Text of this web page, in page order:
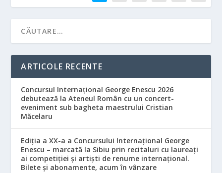
ARTICOLE RECENTE
Concursul Internațional George Enescu 2026
debutează la Ateneul Român cu un concert-
eveniment sub bagheta maestrului Cristian
Măcelaru
Ediția a XX-a a Concursului Internațional George
Enescu – marcată la Sibiu prin recitaluri cu laureați
ai competiției și artiști de renume internațional.
Bilete și abonamente, acum în vânzare